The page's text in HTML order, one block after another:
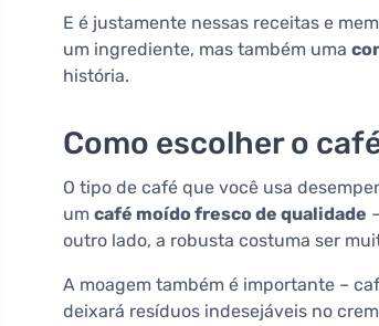
E é justamente nessas receitas e
um ingrediente, mas também uma
história.
Como escolher o
O tipo de café que você usa
um café moído fresco de qualidade
outro lado, a robusta costuma ser
A moagem também é importante –
deixará resíduos indesejáveis no